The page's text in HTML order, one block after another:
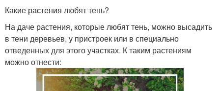
Какие растения любят тень?
На даче растения, которые любят тень, можно высадить
в тени деревьев, у пристроек или в специально
отведенных для этого участках. К таким растениям
можно отнести: